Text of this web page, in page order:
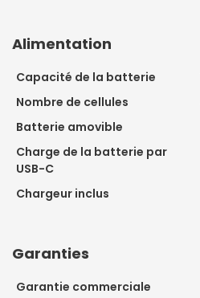
Alimentation
Capacité de la batterie
Nombre de cellules
Batterie amovible
Charge de la batterie par
USB-C
Chargeur inclus
Garanties
Garantie commerciale